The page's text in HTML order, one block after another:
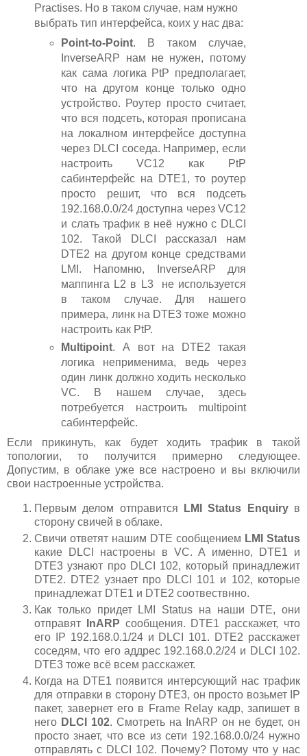
Practises. Но в таком случае, нам нужно
выбрать тип интерфейса, коих у нас два:
Point-to-Point. В таком случае,
InverseARP нам не нужен, потому
как сама логика PtP предполагает,
что на другом конце только одно
устройство. Роутер просто считает,
что вся подсеть, которая прописана
на локалном интерфейсе доступна
через DLCI соседа. Например, если
настроить VC12 как PtP
сабинтерфейс на DTE1, то роутер
просто решит, что вся подсеть
192.168.0.0/24 доступна через VC12
и слать трафик в неё нужно с DLCI
102. Такой DLCI рассказал нам
DTE2 на другом конце средствами
LMI. Напомню, InverseARP для
маппинга L2 в L3 не используется
в таком случае. Для нашего
примера, линк на DTE3 тоже можно
настроить как PtP.
Multipoint. А вот на DTE2 такая
логика неприменима, ведь через
один линк должно ходить несколько
VC. В нашем случае, здесь
потребуется настроить multipoint
сабинтерфейс.
Если прикинуть, как будет ходить трафик в такой
топологии, то получится примерно следующее.
Допустим, в облаке уже все настроено и вы включили
свои настроенные устройства.
Первым делом отправится LMI Status Enquiryв
сторону свичей в облаке.
Свичи ответят нашим DTE сообщением LMI Status
какие DLCI настроены в VC. А именно, DTE1 и
DTE3 узнают про DLCI 102, который принадлежит
DTE2. DTE2 узнает про DLCI 101 и 102, которые
принадлежат DTE1 и DTE2 соотвествнно.
Как только придет LMI Status на наши DTE, они
отправят
InARP сообщения. DTE1 расскажет, что
его IP 192.168.0.1/24 и DLCI 101. DTE2 расскажет
соседям, что его аддрес 192.168.0.2/24 и DLCI 102.
DTE3 тоже всё всем расскажет.
Когда на DTE1 появится интерсующий нас трафик
для отправки в сторону DTE3, он просто возьмет IP
пакет, завернет его в Frame Relay кадр, запишет в
него DLCI 102. Смотреть на InARP он не будет, он
просто знает, что все из сети 192.168.0.0/24 нужно
отправлять с DLCI 102. Почему? Потому что у нас